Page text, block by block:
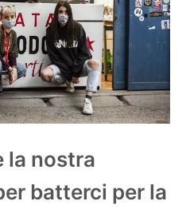
la nostra
batterci per la